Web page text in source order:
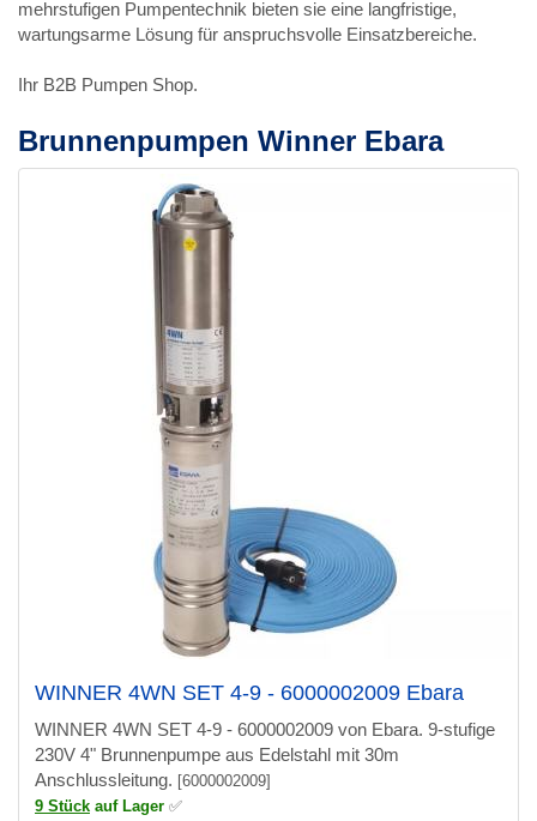
mehrstufigen Pumpentechnik bieten sie eine langfristige,
wartungsarme Lösung für anspruchsvolle Einsatzbereiche.
Ihr B2B Pumpen Shop.
Brunnenpumpen Winner Ebara
WINNER 4WN SET 4-9 - 6000002009 Ebara
WINNER 4WN SET 4-9 - 6000002009 von Ebara. 9-stufige
230V 4" Brunnenpumpe aus Edelstahl mit 30m
Anschlussleitung. [6000002009]
9 Stück auf Lager ✅